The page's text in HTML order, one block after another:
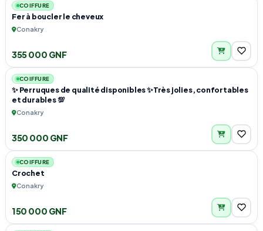
COIFFURE
Fer à boucler le cheveux
Conakry
355 000 GNF
COIFFURE
✨ Perruques de qualité disponibles ✨Très jolies, confortables
et durables 💯
Conakry
350 000 GNF
COIFFURE
Crochet
Conakry
150 000 GNF